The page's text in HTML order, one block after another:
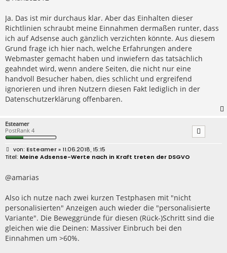
a
Ja. Das ist mir durchaus klar. Aber das Einhalten dieser
Richtlinien schraubt meine Einnahmen dermaßen runter, dass
ich auf Adsense auch gänzlich verzichten könnte. Aus diesem
Grund frage ich hier nach, welche Erfahrungen andere
Webmaster gemacht haben und inwiefern das tatsächlich
geahndet wird, wenn andere Seiten, die nicht nur eine
handvoll Besucher haben, dies schlicht und ergreifend
ignorieren und ihren Nutzern diesen Fakt lediglich in der
Datenschutzerklärung offenbaren.
Esteamer
PostRank 4
B
e
r
a
Esteamer» 11.06.2018, 15:15
Meine Adsense-Werte nach in Kraft treten der DSGVO
@amarias
Also ich nutze nach zwei kurzen Testphasen mit "nicht
personalisierten" Anzeigen auch wieder die "personalisierte
Variante". Die Beweggründe für diesen (Rück-)Schritt sind die
gleichen wie die Deinen: Massiver Einbruch bei den
Einnahmen um >60%.